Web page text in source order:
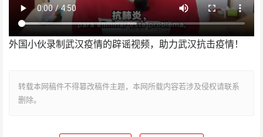
外国小伙录制武汉疫情的辟谣视频，助力武汉抗击疫情！
转载本网稿件不得篡改稿件主题，本网所载内容若涉及侵权请联系
删除。